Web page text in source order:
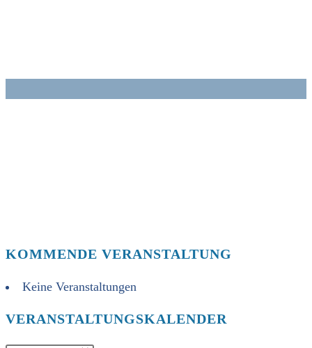
KOMMENDE VERANSTALTUNG
Keine Veranstaltungen
VERANSTALTUNGSKALENDER